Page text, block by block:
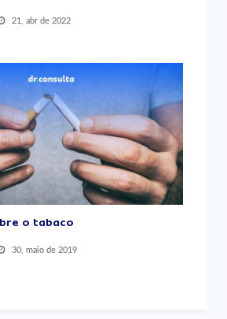
21, abr de 2022
o tabaco
30, maio de 2019